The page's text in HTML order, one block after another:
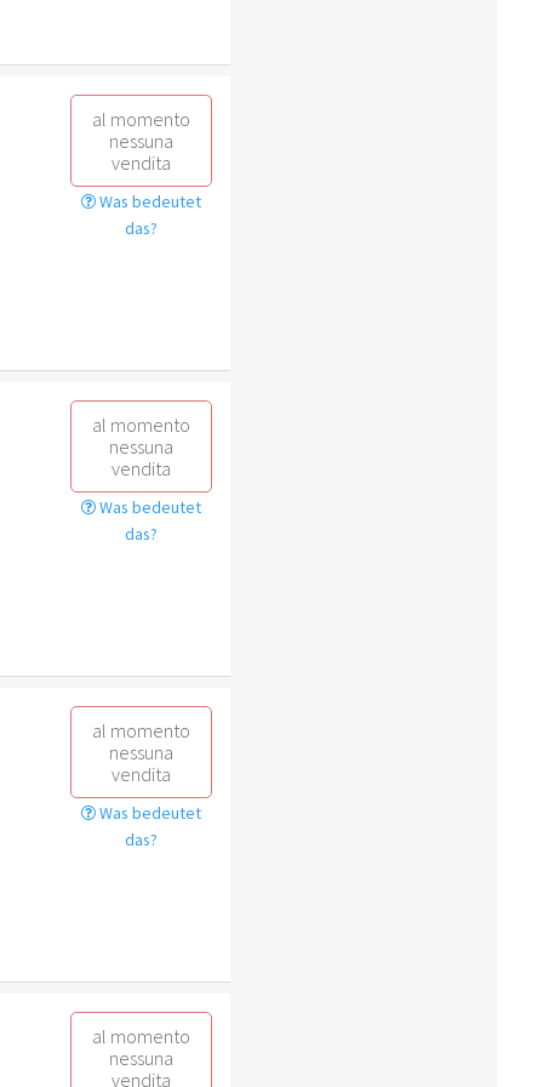
al momento
nessuna
vendita
Was bedeutet
das?
al momento
nessuna
vendita
Was bedeutet
das?
al momento
nessuna
vendita
Was bedeutet
das?
al momento
nessuna
vendita